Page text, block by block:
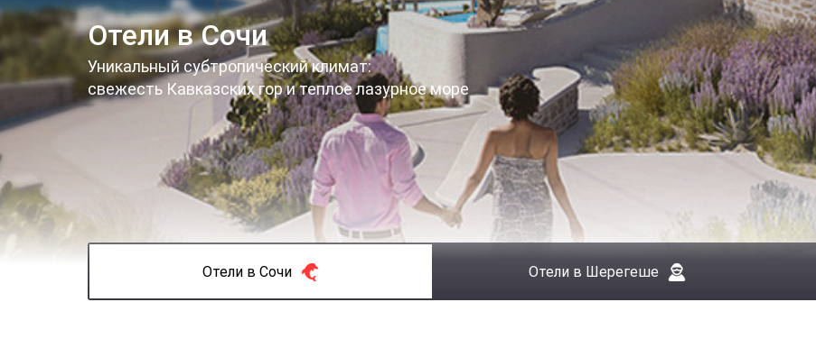
Отели в Сочи
Уникальный субтропический климат:
свежесть Кавказских гор и теплое лазурное море
Отели в Сочи Отели в Шерегеше